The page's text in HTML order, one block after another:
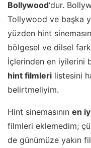
Bollywood‘dur.
Tollywood ve başka
yüzden hint
bölgesel ve dilsel
İçlerinden en iyilerini
hint filmleri listesini
belirtmeliyim.
Hint sinemasının en
filmleri eklemedim;
de günümüze yakın